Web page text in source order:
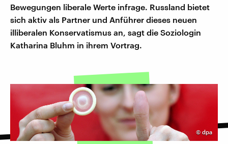
Bewegungen liberale Werte infrage. Russland bietet
sich aktiv als Partner und Anführer dieses neuen
illiberalen Konservatismus an, sagt die Soziologin
Katharina Bluhm in ihrem Vortrag.
© dpa